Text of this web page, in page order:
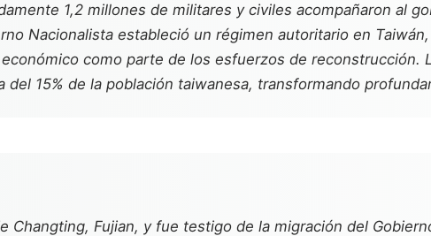
1,2 millones de militares y civiles acompañaron al
Nacionalista estableció un régimen autoritario en
como parte de los esfuerzos de
del 15% de la población taiwanesa, transformando
Changting, Fujian, y fue testigo de la migración del